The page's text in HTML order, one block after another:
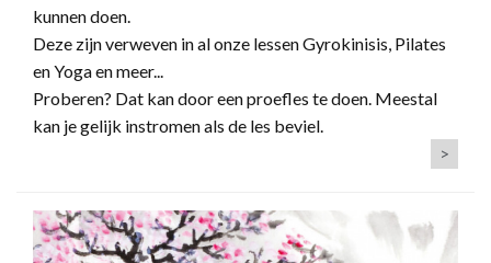
kunnen doen.
Deze zijn verweven in al onze lessen Gyrokinisis, Pilates
en Yoga en meer...
Proberen? Dat kan door een proefles te doen. Meestal
kan je gelijk instromen als de les beviel.
>